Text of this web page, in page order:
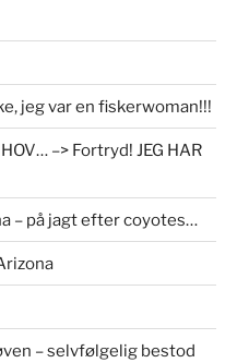
jeg var en fiskerwoman!!!
–> Fortryd! JEG HAR
– på jagt efter coyotes…
– selvfølgelig bestod